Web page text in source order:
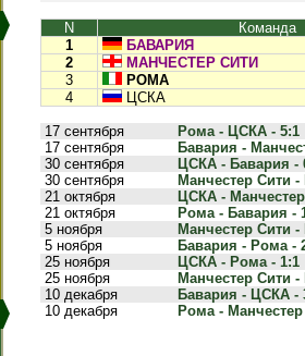
N
Команда
1
БАВАРИЯ
2
МАНЧЕСТЕР СИТИ
3
РОМА
4
ЦСКА
17 сентября
Рома - ЦСКА - 5:1
17 сентября
Бавария -
30 сентября
ЦСКА - Бавария -
30 сентября
Манчестер Сити
21 октября
ЦСКА -
21 октября
Рома - Бавария -
5 ноября
Манчестер Сити
5 ноября
Бавария - Рома -
25 ноября
ЦСКА - Рома - 1:1
25 ноября
Манчестер Сити
10 декабря
Бавария - ЦСКА -
10 декабря
Рома -